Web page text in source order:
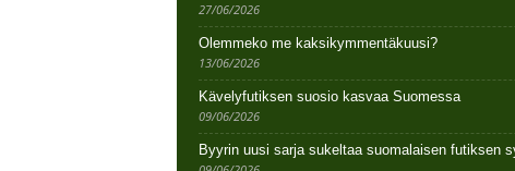
27/06/2026
Olemmeko me kaksikymmentäkuusi?
13/06/2026
Kävelyfutiksen suosio kasvaa Suomessa
09/06/2026
Byyrin uusi sarja sukeltaa suomalaisen futiksen